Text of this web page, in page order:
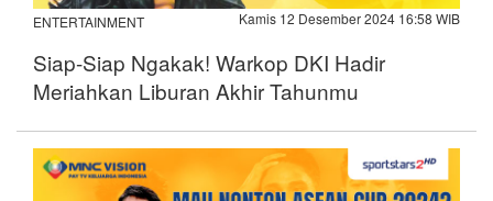
ENTERTAINMENT Kamis 12 Desember 2024 16:58 WIB
Siap-Siap Ngakak! Warkop DKI Hadir
Meriahkan Liburan Akhir Tahunmu